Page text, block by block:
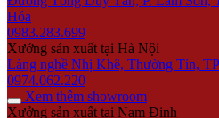
Hóa
0983.283.699
Xưởng sản xuất tại Hà Nội
Làng nghề Nhị Khê, Thường Tín,
0974.062.220
Xem thêm showroom
Xưởng sản xuất tại Nam Định